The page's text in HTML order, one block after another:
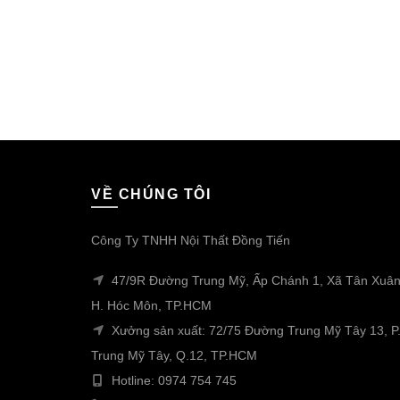
VỀ CHÚNG TÔI
Công Ty TNHH Nội Thất Đồng Tiến
47/9R Đường Trung Mỹ, Ấp Chánh 1, Xã Tân
H. Hóc Môn, TP.HCM
Xưởng sản xuất: 72/75 Đường Trung Mỹ Tây 13, P.
Trung Mỹ Tây, Q.12, TP.HCM
Hotline: 0974 754 745